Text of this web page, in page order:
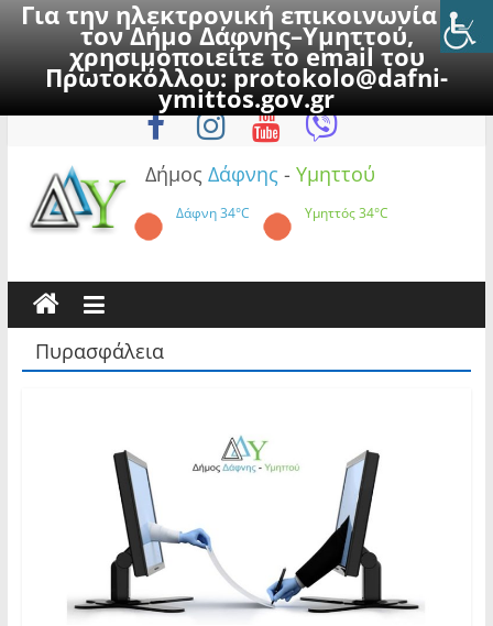
Για την ηλεκτρονική επικοινωνία με
τον Δήμο Δάφνης–Υμηττού,
χρησιμοποιείτε το email του
Πρωτοκόλλου:protokolo@dafni-
ymittos.gov.gr
to
Παρασκευή, 7 Αυγούστου 2026
Δήμος Δάφνης - Υμηττού
Δάφνη34°C Υμηττός34°C
Πυρασφάλεια